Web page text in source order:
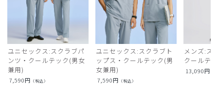
ユニセックス:スクラブパ
ンツ・クールテック(男女
兼用)
7,590円 （税込）
ユニセックス:スクラブト
ップス・クールテック(男
女兼用)
7,590円 （税込）
メンズ:ス
クールテ
13,090円